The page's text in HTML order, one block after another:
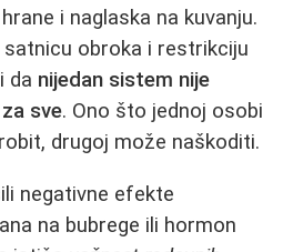
i naglaska na kuvanju.
obroka i restrikciju
da nijedan sistem nije
sve. Ono što jednoj osobi
drugoj može naškoditi.
negativne efekte
na bubrege ili hormon